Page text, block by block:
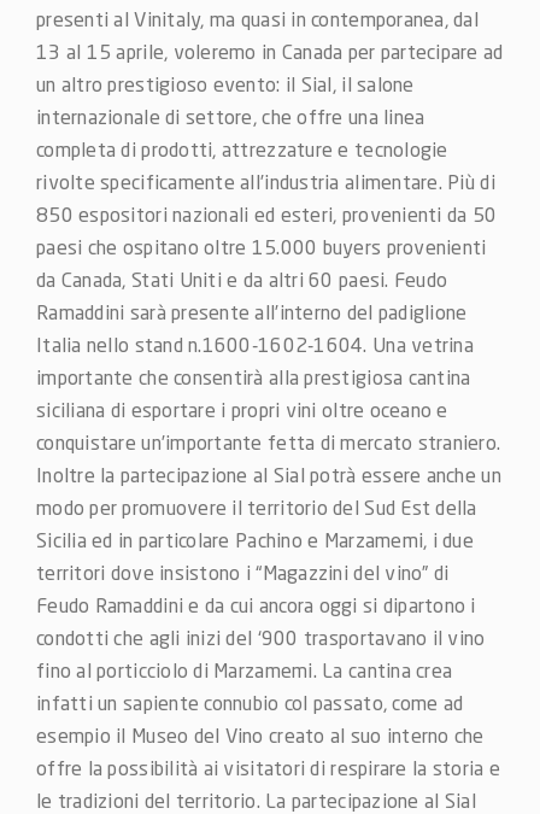
presenti al Vinitaly, ma quasi in contemporanea, dal
13 al 15 aprile, voleremo in Canada per partecipare ad
un altro prestigioso evento: il Sial, il salone
internazionale di settore, che offre una linea
completa di prodotti, attrezzature e tecnologie
rivolte specificamente all’industria alimentare. Più di
850 espositori nazionali ed esteri, provenienti da 50
paesi che ospitano oltre 15.000 buyers provenienti
da Canada, Stati Uniti e da altri 60 paesi. Feudo
Ramaddini sarà presente all’interno del padiglione
Italia nello stand n.1600-1602-1604. Una vetrina
importante che consentirà alla prestigiosa cantina
siciliana di esportare i propri vini oltre oceano e
conquistare un’importante fetta di mercato straniero.
Inoltre la partecipazione al Sial potrà essere anche un
modo per promuovere il territorio del Sud Est della
Sicilia ed in particolare Pachino e Marzamemi, i due
territori dove insistono i “Magazzini del vino” di
Feudo Ramaddini e da cui ancora oggi si dipartono i
condotti che agli inizi del ‘900 trasportavano il vino
fino al porticciolo di Marzamemi. La cantina crea
infatti un sapiente connubio col passato, come ad
esempio il Museo del Vino creato al suo interno che
offre la possibilità ai visitatori di respirare la storia e
le tradizioni del territorio. La partecipazione al Sial